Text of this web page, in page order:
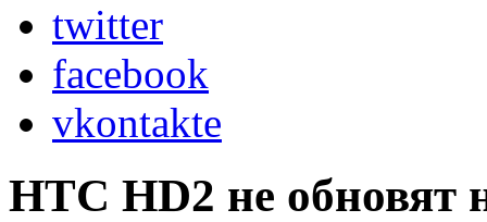
twitter
facebook
vkontakte
HTC HD2 не обновят